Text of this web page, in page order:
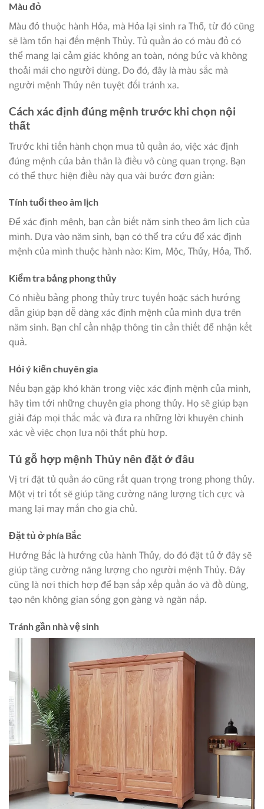
Màu đỏ
Màu đỏ thuộc hành Hỏa, mà Hỏa lại sinh ra Thổ, từ đó cũng
sẽ làm tổn hại đến mệnh Thủy. Tủ quần áo có màu đỏ có
thể mang lại cảm giác không an toàn, nóng bức và không
thoải mái cho người dùng. Do đó, đây là màu sắc mà
người mệnh Thủy nên tuyệt đối tránh xa.
Cách xác định đúng mệnh trước khi chọn nội
thất
Trước khi tiến hành chọn mua tủ quần áo, việc xác định
đúng mệnh của bản thân là điều vô cùng quan trọng. Bạn
có thể thực hiện điều này qua vài bước đơn giản:
Tính tuổi theo âm lịch
Để xác định mệnh, bạn cần biết năm sinh theo âm lịch của
mình. Dựa vào năm sinh, bạn có thể tra cứu để xác định
mệnh của mình thuộc hành nào: Kim, Mộc, Thủy, Hỏa, Thổ.
Kiểm tra bảng phong thủy
Có nhiều bảng phong thủy trực tuyến hoặc sách hướng
dẫn giúp bạn dễ dàng xác định mệnh của mình dựa trên
năm sinh. Bạn chỉ cần nhập thông tin cần thiết để nhận kết
quả.
Hỏi ý kiến chuyên gia
Nếu bạn gặp khó khăn trong việc xác định mệnh của mình,
hãy tìm tới những chuyên gia phong thủy. Họ sẽ giúp bạn
giải đáp mọi thắc mắc và đưa ra những lời khuyên chính
xác về việc chọn lựa nội thất phù hợp.
Tủ gỗ hợp mệnh Thủy nên đặt ở đâu
Vị trí đặt tủ quần áo cũng rất quan trọng trong phong thủy.
Một vị trí tốt sẽ giúp tăng cường năng lượng tích cực và
mang lại may mắn cho gia chủ.
Đặt tủ ở phía Bắc
Hướng Bắc là hướng của hành Thủy, do đó đặt tủ ở đây sẽ
giúp tăng cường năng lượng cho người mệnh Thủy. Đây
cũng là nơi thích hợp để bạn sắp xếp quần áo và đồ dùng,
tạo nên không gian sống gọn gàng và ngăn nắp.
Tránh gần nhà vệ sinh